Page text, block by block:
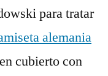
para tratar
alemania
cubierto con